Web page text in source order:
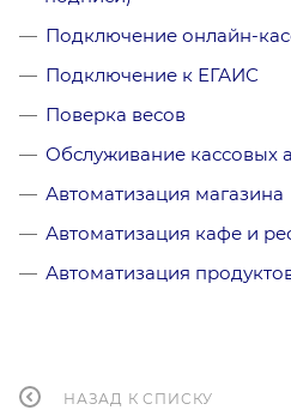
Подключение онлайн-
Подключение к ЕГАИС
Поверка весов
Обслуживание кассовых
Автоматизация магазина
Автоматизация кафе и
Автоматизация
НАЗАД К СПИСКУ